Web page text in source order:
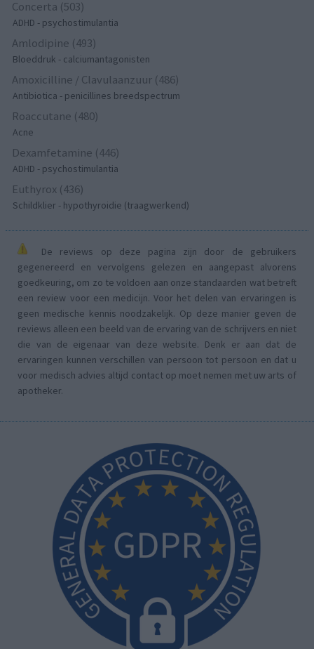
Concerta (503)
ADHD - psychostimulantia
Amlodipine (493)
Bloeddruk - calciumantagonisten
Amoxicilline / Clavulaanzuur (486)
Antibiotica - penicillines breedspectrum
Roaccutane (480)
Acne
Dexamfetamine (446)
ADHD - psychostimulantia
Euthyrox (436)
Schildklier - hypothyroidie (traagwerkend)
De reviews op deze pagina zijn door de gebruikers
gegenereerd en vervolgens gelezen en aangepast alvorens
goedkeuring, om zo te voldoen aan onze standaarden wat betreft
een review voor een medicijn. Voor het delen van ervaringen is
geen medische kennis noodzakelijk. Op deze manier geven de
reviews alleen een beeld van de ervaring van de schrijvers en niet
die van de eigenaar van deze website. Denk er aan dat de
ervaringen kunnen verschillen van persoon tot persoon en dat u
voor medisch advies altijd contact op moet nemen met uw arts of
apotheker.